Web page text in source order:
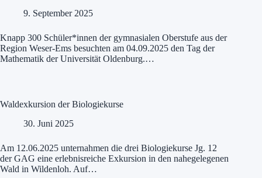
9. September 2025
Knapp 300 Schüler*innen der gymnasialen Oberstufe aus der
Region Weser-Ems besuchten am 04.09.2025 den Tag der
Mathematik der Universität Oldenburg.…
Waldexkursion der Biologiekurse
30. Juni 2025
Am 12.06.2025 unternahmen die drei Biologiekurse Jg. 12
der GAG eine erlebnisreiche Exkursion in den nahegelegenen
Wald in Wildenloh. Auf…